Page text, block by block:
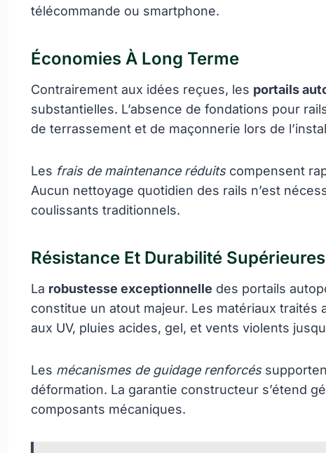
télécommande ou smartphone.
Économies À Long Terme
Contrairement aux idées reçues, les portails
substantielles. L’absence de fondations pour
de terrassement et de maçonnerie lors de
Les frais de maintenance réduitscompensent
Aucun nettoyage quotidien des rails n’est
coulissants traditionnels.
Résistance Et Durabilité Supérieures
La robustesse exceptionnelle des portails
constitue un atout majeur. Les matériaux
aux UV, pluies acides, gel, et vents violents
Les mécanismes de guidage renforcés
déformation. La garantie constructeur s’étend
composants mécaniques.